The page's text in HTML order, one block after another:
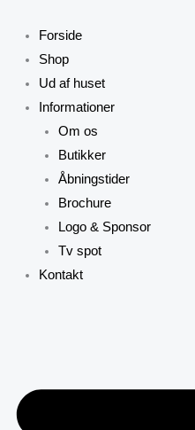
indholdet
Forside
Shop
Ud af huset
Informationer
Om os
Butikker
Åbningstider
Brochure
Logo & Sponsor
Tv spot
Kontakt